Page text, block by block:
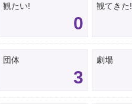
観たい!
0
観てきた!
団体
3
劇場